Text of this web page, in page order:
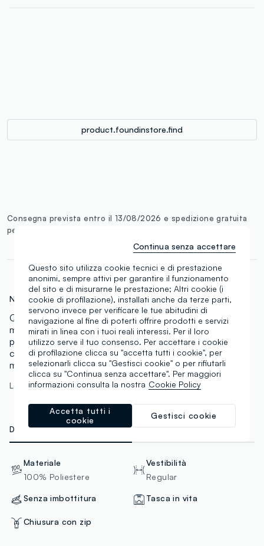
product.foundinstore.find
Consegna prevista entro il 13/08/2026 e spedizione gratuita
per ordini superiori a 60€.
N.Art:002516949
Questa giacca nera della linea OVS offre uno stile
moderno e versatile. La chiusura con zip assicura
praticità, mentre la vestibilità regular fit garantisce
comfort. Perfetta per chi desidera un look casual, è un
must-have per ogni occasione.
La modella è alta 175 cm ed indossa una S
DETTAGLI TECNICI MATERIALI E FILIERA
Materiale
100% Poliestere
Vestibilità
Regular
Senza imbottitura Tasca in vita
Chiusura con zip
Questo sito utilizza cookie tecnici e di prestazione
anonimi, sempre attivi per garantire il funzionamento
del sito e di misurarne le prestazione; Altri cookie (i
cookie di profilazione), installati anche da terze parti,
servono invece per verificare le tue abitudini di
navigazione al fine di poterti offrire prodotti e servizi
mirati in linea con i tuoi reali interessi. Per il loro
utilizzo serve il tuo consenso. Per accettare i cookie
di profilazione clicca su "accetta tutti i cookie", per
selezionarli clicca su "Gestisci cookie" o per rifiutarli
clicca su "Continua senza accettare". Per maggiori
informazioni consulta la nostra Cookie Policy
Gestisci cookie
Accetta tutti i
cookie
Continua senza accettare